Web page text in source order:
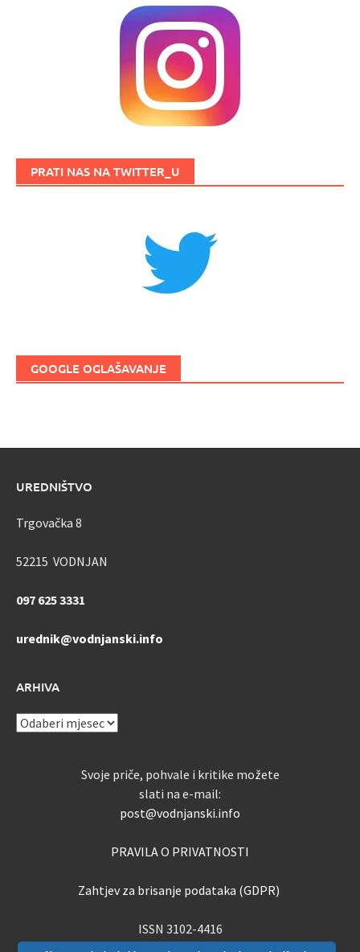
PRATI NAS NA TWITTER_U
GOOGLE OGLAŠAVANJE
UREDNIŠTVO
Trgovačka 8
52215 VODNJAN
097 625 3331
urednik@vodnjanski.info
ARHIVA
ARHIVA
Svoje priče, pohvale i kritike možete
slati na e-mail:
post@vodnjanski.info
PRAVILA O PRIVATNOSTI
Zahtjev za brisanje podataka (GDPR)
ISSN 3102-4416